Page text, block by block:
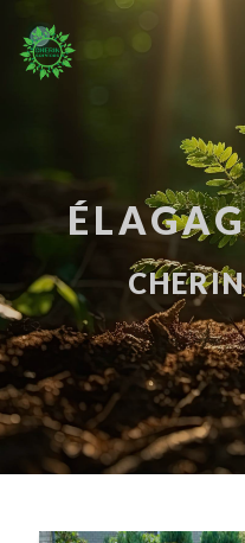
Panneau de gestion des